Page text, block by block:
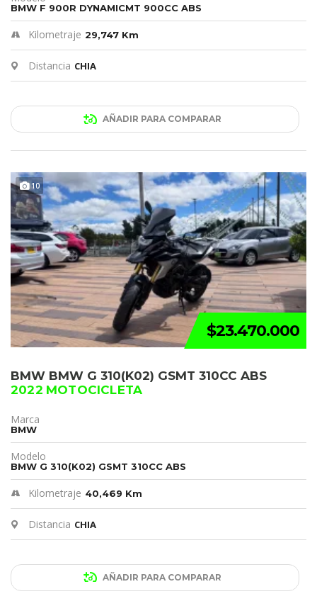
BMW F 900R DYNAMICMT 900CC ABS
Kilometraje 29,747 Km
Distancia CHIA
AÑADIR PARA COMPARAR
10
$23.470.000
BMW BMW G 310(K02) GSMT 310CC ABS
2022 MOTOCICLETA
Marca
BMW
Modelo
BMW G 310(K02) GSMT 310CC ABS
Kilometraje 40,469 Km
Distancia CHIA
AÑADIR PARA COMPARAR